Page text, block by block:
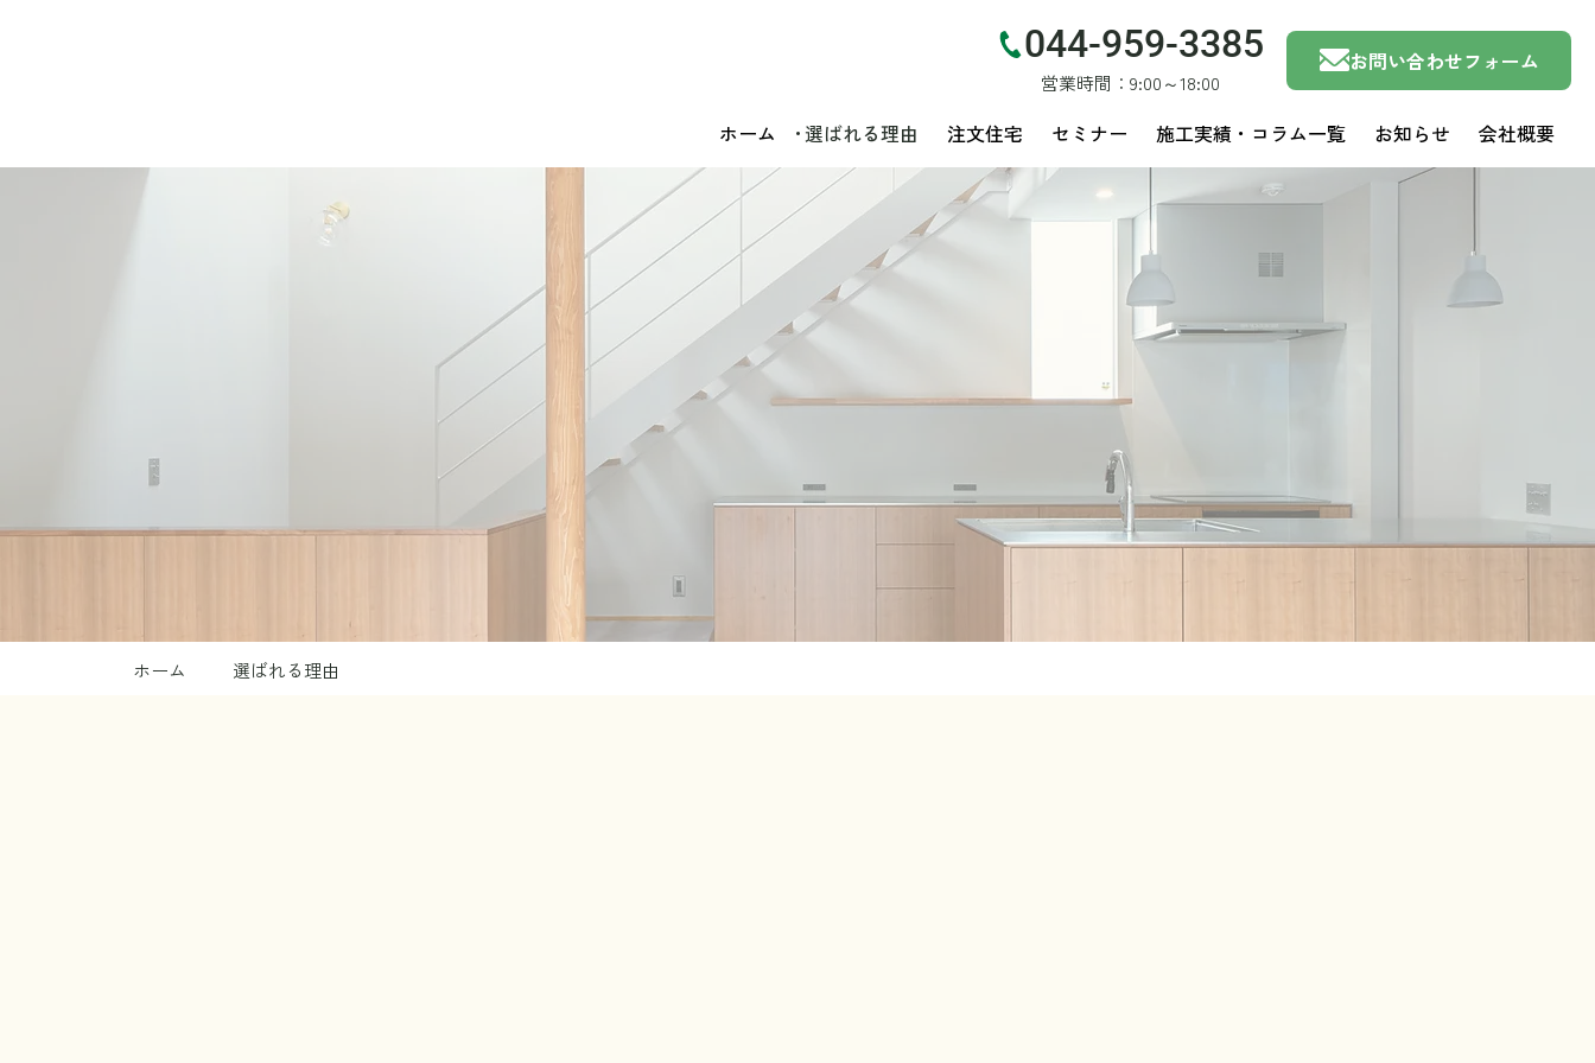
044-959-3385
営業時間：9:00～18:00
お問い合わせフォーム
ホーム 選ばれる理由 注文住宅 セミナー 施工実績・コラム一覧 お知らせ 会社概要
ホーム 選ばれる理由